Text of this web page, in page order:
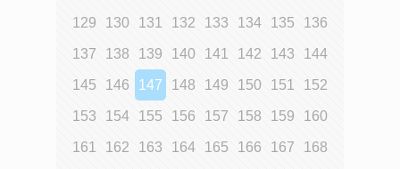
129 130 131 132 133 134 135 136
137 138 139 140 141 142 143 144
145 146 147 148 149 150 151 152
153 154 155 156 157 158 159 160
161 162 163 164 165 166 167 168